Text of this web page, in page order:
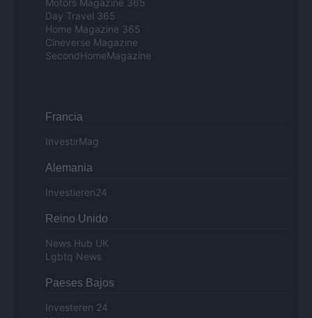
Day Travel 365
Home Magazine 365
Cineverse Magazine
SecondHomeMagazine
Francia
InvestirMag
Alemania
Investieren24
Reino Unido
News Hub UK
Lgbtq News
Paeses Bajos
Investeren 24